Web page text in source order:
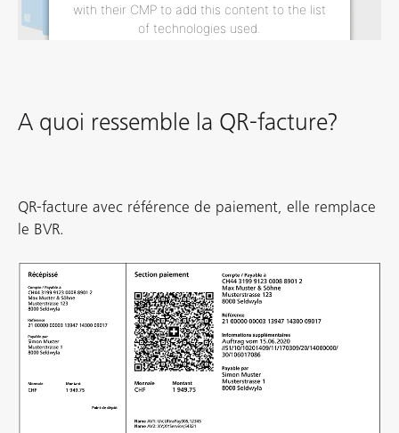
with their CMP to add this content to the list
of technologies used.
A quoi ressemble la QR-facture?
QR-facture avec référence de paiement, elle remplace
le BVR.